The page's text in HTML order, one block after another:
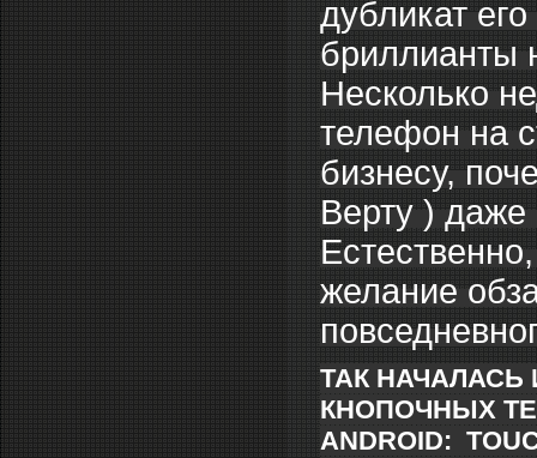
дубликат
бриллианты
Несколько
телефон на
бизнесу,
Верту ) даже
желание
ТАК НАЧАЛАСЬ
КНОПОЧНЫХ
ANDROID: